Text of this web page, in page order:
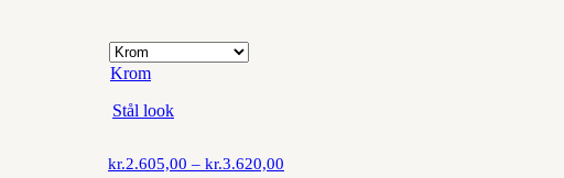
Krom
Stål look
kr.2.605,00 – kr.3.620,00